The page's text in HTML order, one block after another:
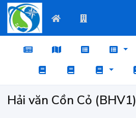
Hải văn Cồn Cỏ (BHV1)